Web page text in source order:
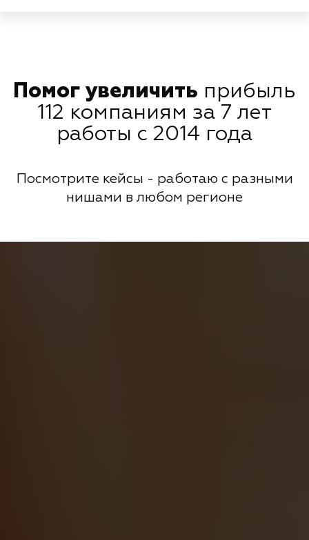
Помог увеличить прибыль
112 компаниям за 7 лет
работы с 2014 года
Посмотрите кейсы - работаю с разными
нишами в любом регионе